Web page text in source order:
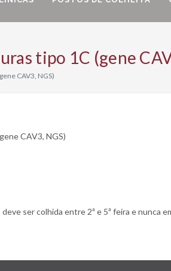
tipo 1C (gene
CAV3, NGS)
CAV3, NGS)
ser colhida entre 2ª e 5ª feira e